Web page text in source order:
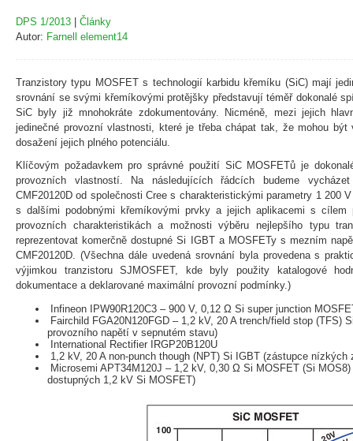
DPS 1/2013 | Články
Autor: Farnell element14
Tranzistory typu MOSFET s technologií karbidu křemíku (SiC) mají
srovnání se svými křemíkovými protějšky představují téměř dokonalé
SiC byly již mnohokráte zdokumentovány. Nicméně, mezi jejich
jedinečné provozní vlastnosti, které je třeba chápat tak, že mohou
dosažení jejich plného potenciálu.
Klíčovým požadavkem pro správné použití SiC MOSFETů je
provozních vlastností. Na následujících řádcích budeme
CMF20120D od společnosti Cree s charakteristickými parametry 1 200
s dalšími podobnými křemíkovými prvky a jejich aplikacemi s cílem
provozních charakteristikách a možnosti výběru nejlepšího typu
reprezentovat komerčně dostupné Si IGBT a MOSFETy s mezním
CMF20120D. (Všechna dále uvedená srovnání byla provedena s
výjimkou tranzistoru SJMOSFET, kde byly použity katalogové
dokumentace a deklarované maximální provozní podmínky.)
Infineon IPW90R120C3 – 900 V, 0,12 Ω Si super junction
Fairchild FGA20N120FGD – 1,2 kV, 20 A trench/field stop (TFS)
provozního napětí v sepnutém stavu)
International Rectifier IRGP20B120U
1,2 kV, 20 A non-punch though (NPT) Si IGBT (zástupce
Microsemi APT34M120J – 1,2 kV, 0,30 Ω Si MOSFET (Si
dostupných 1,2 kV Si MOSFET)